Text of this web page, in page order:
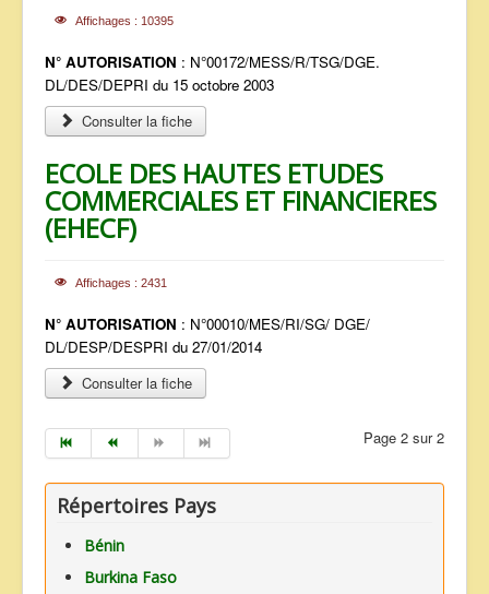
Affichages : 10395
N° AUTORISATION : N°00172/MESS/R/TSG/DGE.
DL/DES/DEPRI du 15 octobre 2003
Consulter la fiche
ECOLE DES HAUTES ETUDES
COMMERCIALES ET FINANCIERES
(EHECF)
Affichages : 2431
N° AUTORISATION : N°00010/MES/RI/SG/ DGE/
DL/DESP/DESPRI du 27/01/2014
Consulter la fiche
Page 2 sur 2
Répertoires Pays
Bénin
Burkina Faso